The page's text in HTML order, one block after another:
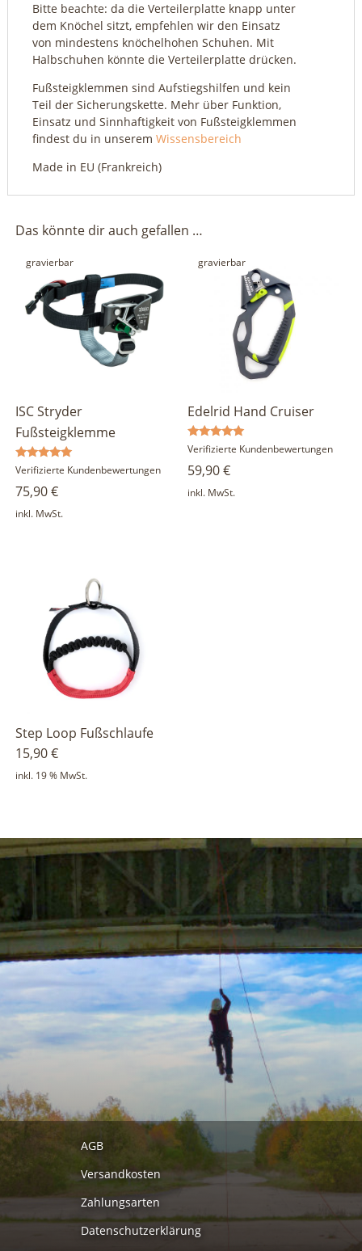
Bitte beachte: da die Verteilerplatte knapp unter
dem Knöchel sitzt, empfehlen wir den Einsatz
von mindestens knöchelhohen Schuhen. Mit
Halbschuhen könnte die Verteilerplatte drücken.
Fußsteigklemmen sind Aufstiegshilfen und kein
Teil der Sicherungskette. Mehr über Funktion,
Einsatz und Sinnhaftigkeit von Fußsteigklemmen
findest du in unserem Wissensbereich
Made in EU (Frankreich)
Das könnte dir auch gefallen …
gravierbar
ISC Stryder
Fußsteigklemme
Bewertet
5.00
von 5
Verifizierte Kundenbewertungen
75,90€
inkl. MwSt.
gravierbar
Edelrid Hand Cruiser
Bewertet
5.00
von 5
Verifizierte Kundenbewertungen
59,90€
inkl. MwSt.
Step Loop Fußschlaufe
15,90€
inkl. 19 % MwSt.
AGB
Versandkosten
Zahlungsarten
Datenschutzerklärung